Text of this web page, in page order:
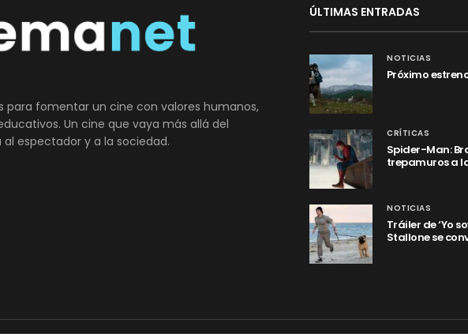
para fomentar un cine con valores humanos,
Un cine que vaya más allá del
espectador y a la sociedad.
ÚLTIMAS ENTRADAS
NOTICIAS
Próximo
CRÍTICAS
Spider-Man:
trepamuros a
NOTICIAS
Tráiler de ‘Yo
Stallone se